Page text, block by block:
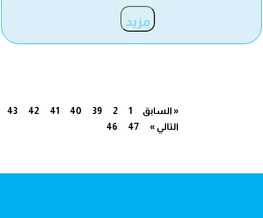
مزيد
« السابق 1
2
39
40
41
42
43
46
47 التالي »